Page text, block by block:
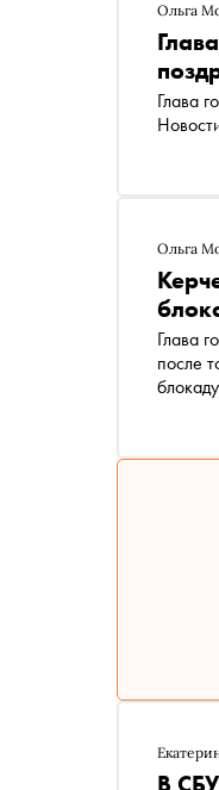
Ольга
Глава
Ольга
Глава
после
блокаду Ленинграда, сообщает РИА